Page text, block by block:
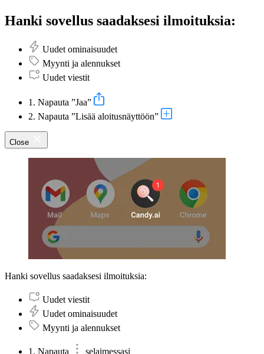
Hanki sovellus saadaksesi ilmoituksia:
Uudet ominaisuudet
Myynti ja alennukset
Uudet viestit
1. Napauta ”Jaa”
2. Napauta ”Lisää aloitusnäyttöön”
Close
Hanki sovellus saadaksesi ilmoituksia:
Uudet viestit
Uudet ominaisuudet
Myynti ja alennukset
1. Napauta
selaimessasi